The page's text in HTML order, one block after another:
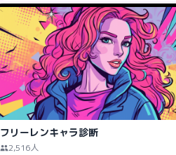
フリーレンキャラ診断
2,516人